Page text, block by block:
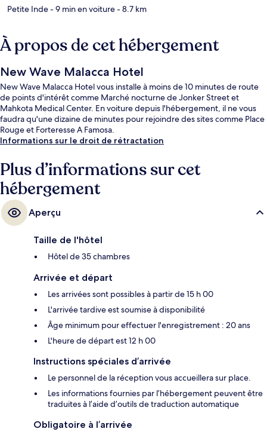
Petite Inde- 9 min en voiture- 8.7 km
À propos de cet hébergement
New Wave Malacca Hotel
New Wave Malacca Hotel vous installe à moins de 10 minutes de route
de points d'intérêt comme Marché nocturne de Jonker Street et
Mahkota Medical Center. En voiture depuis l'hébergement, il ne vous
faudra qu'une dizaine de minutes pour rejoindre des sites comme Place
Rouge et Forteresse A Famosa.
Informations sur le droit de rétractation
Plus d’informations sur cet
hébergement
Aperçu
Taille de l'hôtel
Hôtel de 35 chambres
Arrivée et départ
Les arrivées sont possibles à partir de 15 h 00
L'arrivée tardive est soumise à disponibilité
Âge minimum pour effectuer l'enregistrement : 20 ans
L'heure de départ est 12 h 00
Instructions spéciales d’arrivée
Le personnel de la réception vous accueillera sur place.
Les informations fournies par l’hébergement peuvent être
traduites à l’aide d’outils de traduction automatique
Obligatoire à l’arrivée